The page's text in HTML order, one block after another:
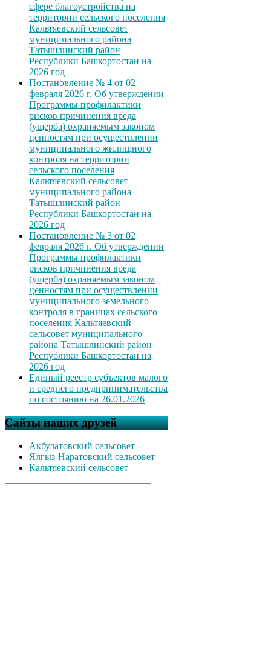
сфере благоустройства на
территории сельского поселения
Кальтяевский сельсовет
муниципального района
Татышлинский район
Республики Башкортостан на
2026 год
Постановление № 4 от 02
февраля 2026 г. Об утверждении
Программы профилактики
рисков причинения вреда
(ущерба) охраняемым законом
ценностям при осуществлении
муниципального жилищного
контроля на территории
сельского поселения
Кальтяевский сельсовет
муниципального района
Татышлинский район
Республики Башкортостан на
2026 год
Постановление № 3 от 02
февраля 2026 г. Об утверждении
Программы профилактики
рисков причинения вреда
(ущерба) охраняемым законом
ценностям при осуществлении
муниципального земельного
контроля в границах сельского
поселения Кальтяевский
сельсовет муниципального
района Татышлинский район
Республики Башкортостан на
2026 год
Единый реестр субъектов малого
и среднего предпринимательства
по состоянию на 26.01.2026
Сайты наших друзей
Акбулатовский сельсовет
Ялгыз-Наратовский сельсовет
Кальтяевский сельсовет